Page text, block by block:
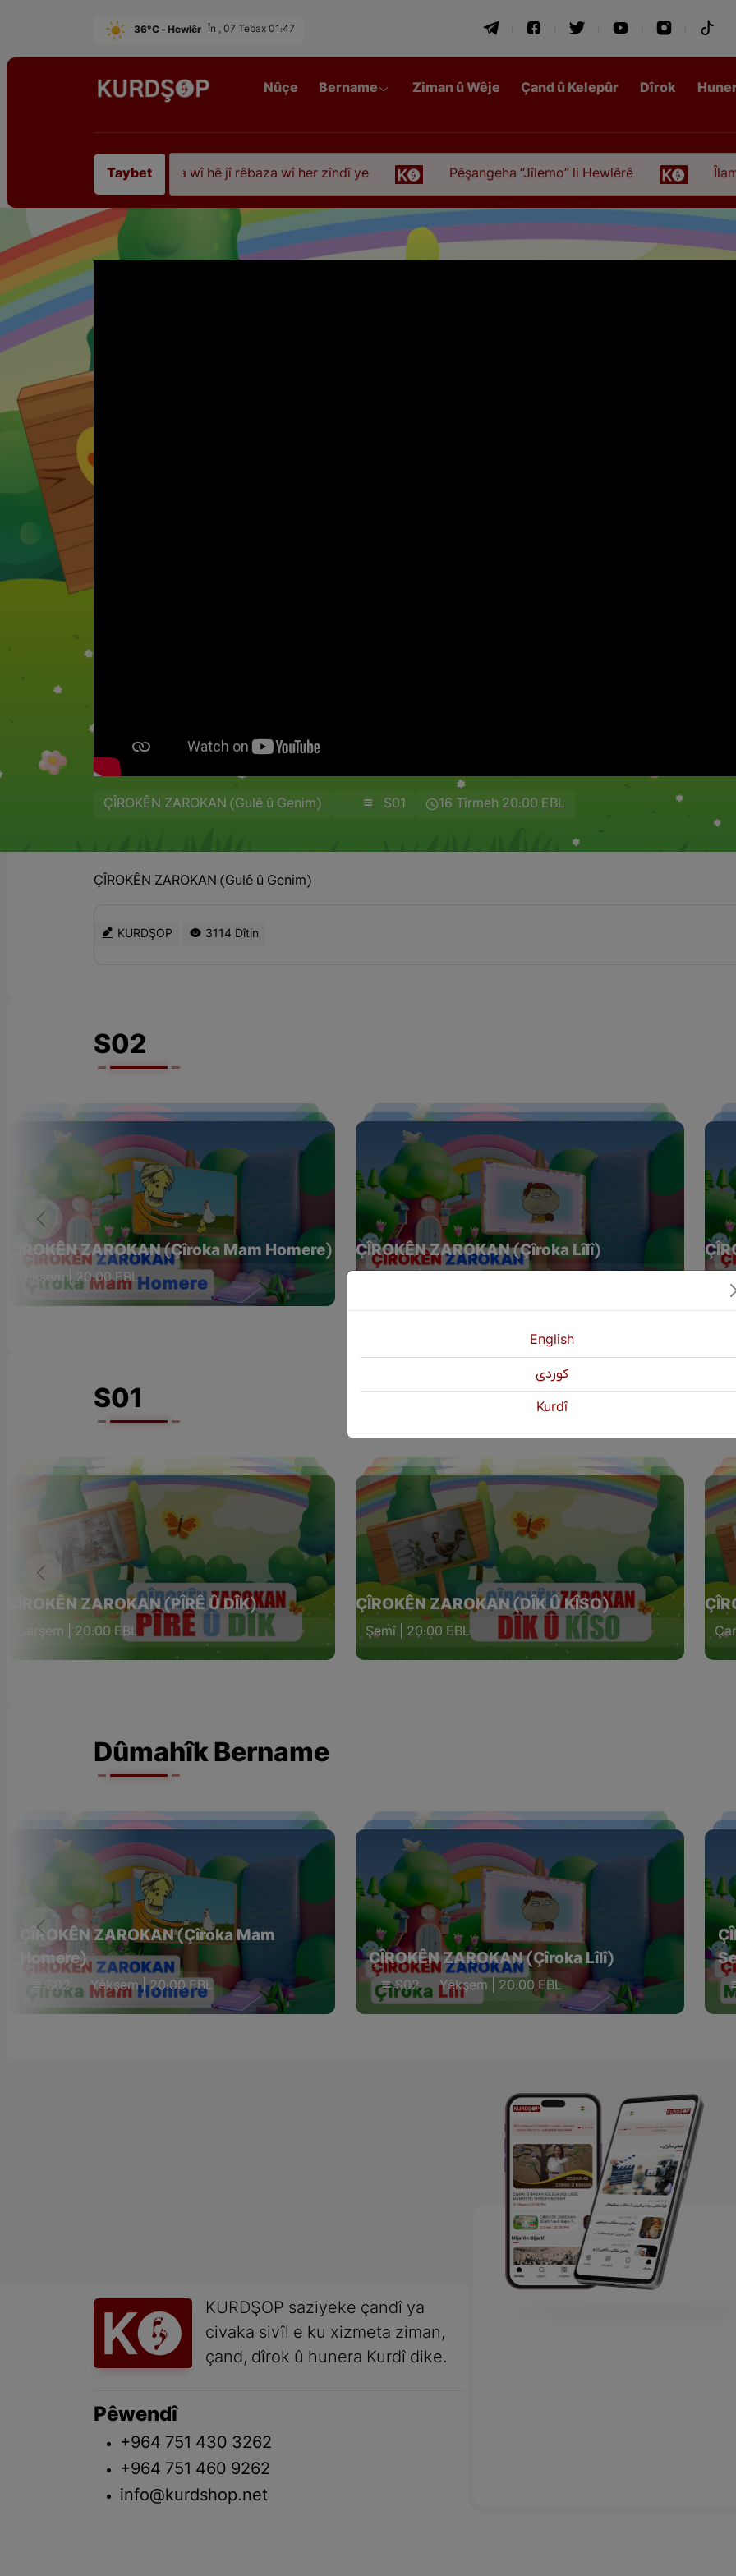
36°C - Hewlêr În , 07 Tebax 01:47
Nûçe Bername Ziman û Wêje Çand û Kelepûr Dîrok
Taybet
35 sal ji şehîdbûna wî hê jî rêbaza wî her zîndî ye Pêşangeha “Jîlemo” li Hewlêrê
ÇÎROKÊN ZAROKAN (Gulê û Genim) S01 16 Tîrmeh 20:00 EBL
ÇÎROKÊN ZAROKAN (Gulê û Genim)
KURDŞOP 3114 Dîtin
S02
ÇÎROKÊN ZAROKAN (Çîroka Mam Homere)
Yêkşem | 20:00 EBL
ÇÎROKÊN ZAROKAN (Çîroka Lîlî)
S01
ÇÎROKÊN ZAROKAN (PÎRÊ Û DÎK)
Çarşem | 20:00 EBL
ÇÎROKÊN ZAROKAN (DÎK Û KÎSO)
Şemî | 20:00 EBL
Dûmahîk Bername
ÇÎROKÊN ZAROKAN (Çîroka Mam
Homere)
S02 Yêkşem | 20:00 EBL
ÇÎROKÊN ZAROKAN (Çîroka Lîlî)
S02 Yêkşem | 20:00 EBL
KURDŞOP saziyeke çandî ya
civaka sivîl e ku xizmeta ziman,
çand, dîrok û hunera Kurdî dike.
Pêwendî
+964 751 430 3262
+964 751 460 9262
info@kurdshop.net
English
كوردی
Kurdî